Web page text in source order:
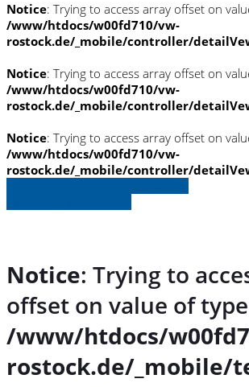
Notice: Trying to access array offset on
/www/htdocs/w00fd710/vw-
rostock.de/_mobile/controller/
Notice: Trying to access array offset on
/www/htdocs/w00fd710/vw-
rostock.de/_mobile/controller/
Notice: Trying to access array offset on
/www/htdocs/w00fd710/vw-
rostock.de/_mobile/controller/
Notice: Trying to
offset on value of
/www/htdocs/
rostock.de/_mobile/